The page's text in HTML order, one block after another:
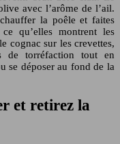
avec l’arôme de l’ail.
la poêle et faites
qu’elles montrent les
cognac sur les crevettes,
de torréfaction tout en
se déposer au fond de la
et retirez la